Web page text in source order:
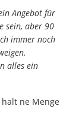
Angebot für
sein, aber 90
immer noch
alles ein
ne Menge